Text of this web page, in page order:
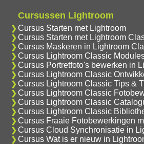
Cursussen Lightroom
Cursus Starten met Lightroom
Cursus Starten met Lightroom
Cursus Maskeren in Lightroom
Cursus Lightroom Classic
Cursus Portretfoto's bewerken in
Cursus Lightroom Classic
Cursus Lightroom Classic Tips &
Cursus Lightroom Classic
Cursus Lightroom Classic
Cursus Lightroom Classic
Cursus Fraaie Fotobewerkingen
Cursus Cloud Synchronisatie in
Cursus Wat is er nieuw in